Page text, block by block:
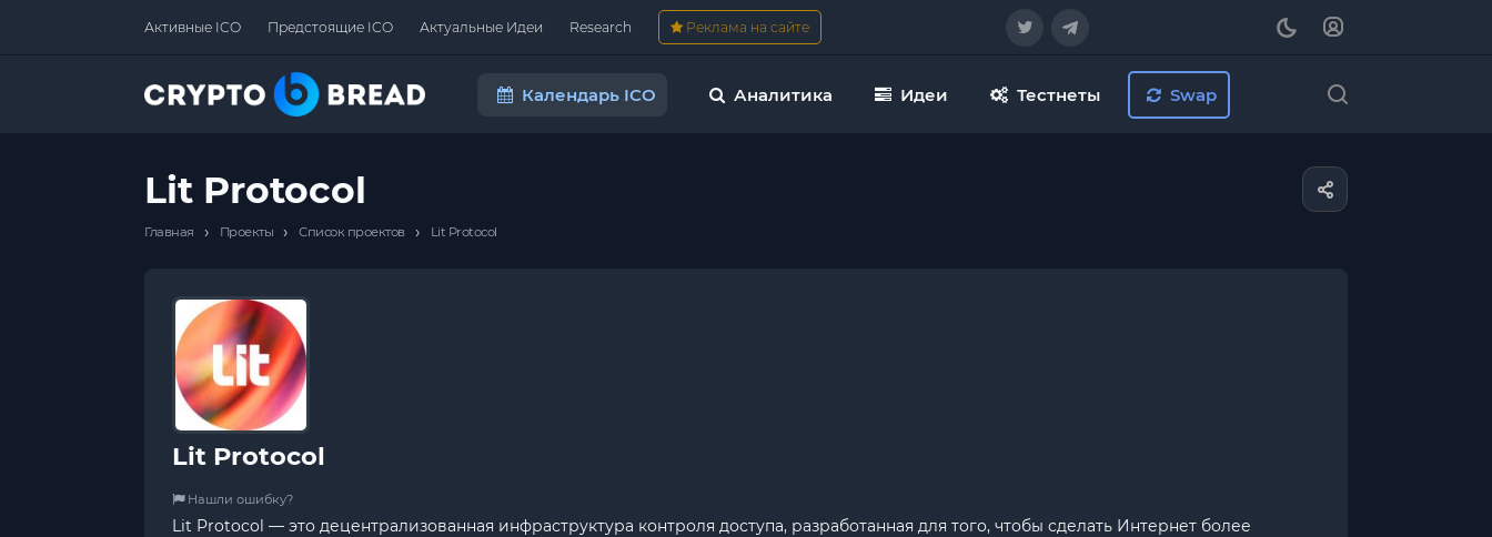
Активные ICO Предстоящие ICO Актуальные Идеи Research Реклама на сайте
Календарь ICO Аналитика Идеи Тестнеты Swap
Lit Protocol
Главная › Проекты › Список проектов › Lit Protocol
Lit Protocol
Нашли ошибку?
Lit Protocol — это децентрализованная инфраструктура контроля доступа, разработанная для того, чтобы сделать Интернет более